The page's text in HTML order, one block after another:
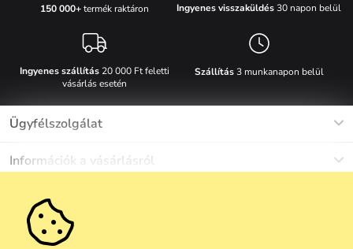
150 000+termék raktáron Ingyenes visszaküldés30 napon belül
Ingyenes szállítás20 000 Ft feletti
vásárlás esetén
Szállítás3 munkanapon belül
Ügyfélszolgálat
+36 1 808 9989
Információk a vásárlásról
Gyakori kérdések
Anyagok és karbantartás
Egyéb információk
Rólunk
Ne maradj le semmiről!